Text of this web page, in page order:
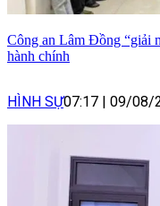
Công an Lâm Đồng “giải
hành chính
HÌNH SỰ07:17 | 09/08/